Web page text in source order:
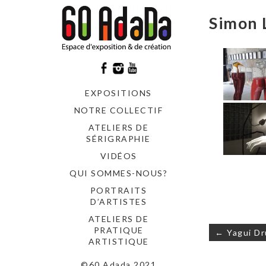
EXPOSITIONS
NOTRE COLLECTIF
ATELIERS DE
SÉRIGRAPHIE
VIDÉOS
QUI SOMMES-NOUS?
PORTRAITS
D’ARTISTES
ATELIERS DE
PRATIQUE
ARTISTIQUE
Simon
de
← Yagui